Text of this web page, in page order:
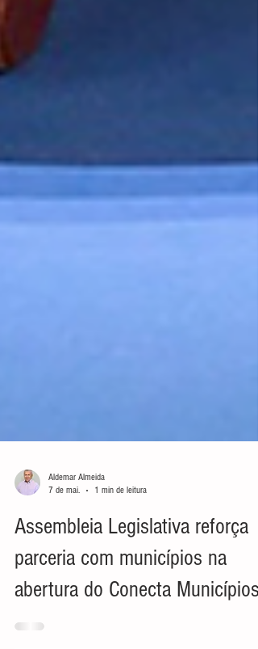
Aldemar Almeida
7 de mai.
1 min de leitura
Assembleia Legislativa reforça
parceria com municípios na